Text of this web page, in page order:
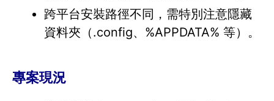
跨平台安裝路徑不同，需特別注意隱藏
資料夾（.config、%APPDATA% 等）。
專案現況